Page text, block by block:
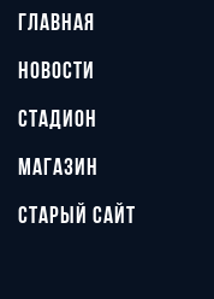
ГЛАВНАЯ
НОВОСТИ
СТАДИОН
МАГАЗИН
СТАРЫЙ САЙТ